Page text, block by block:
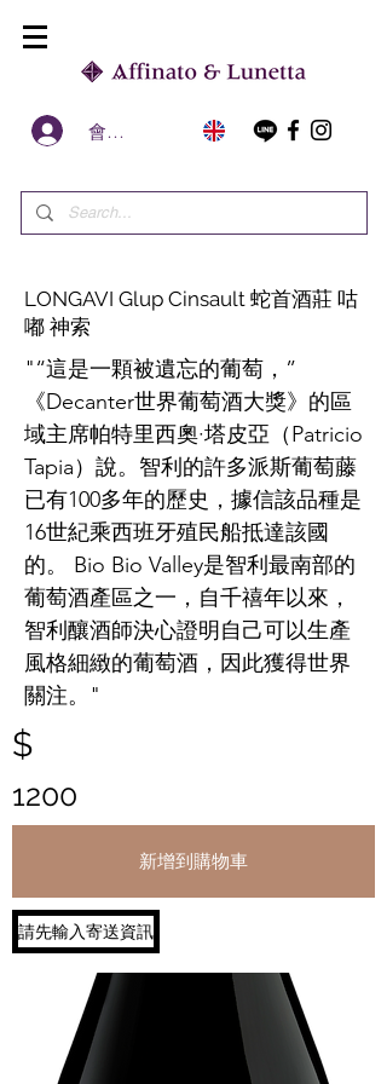
會員區
LONGAVI Glup Cinsault 蛇首酒莊 咕
嘟 神索
"“這是一顆被遺忘的葡萄，”
《Decanter世界葡萄酒大獎》的區
域主席帕特里西奧·塔皮亞（Patricio
Tapia）說。智利的許多派斯葡萄藤
已有100多年的歷史，據信該品種是
16世紀乘西班牙殖民船抵達該國
的。 Bio Bio Valley是智利最南部的
葡萄酒產區之一，自千禧年以來，
智利釀酒師決心證明自己可以生產
風格細緻的葡萄酒，因此獲得世界
關注。"
$
1200
新增到購物車
請先輸入寄送資訊